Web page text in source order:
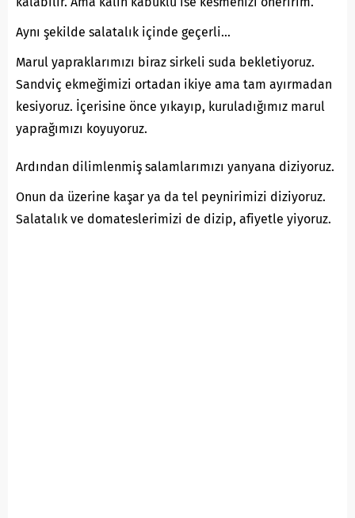
Aynı şekilde salatalık içinde geçerli…
Marul yapraklarımızı biraz sirkeli suda bekletiyoruz.
Sandviç ekmeğimizi ortadan ikiye ama tam ayırmadan
kesiyoruz. İçerisine önce yıkayıp, kuruladığımız marul
yaprağımızı koyuyoruz.
Ardından dilimlenmiş salamlarımızı yanyana diziyoruz.
Onun da üzerine kaşar ya da tel peynirimizi diziyoruz.
Salatalık ve domateslerimizi de dizip, afiyetle yiyoruz.